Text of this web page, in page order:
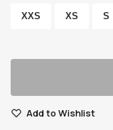
XXS XS S
Add to Wishlist